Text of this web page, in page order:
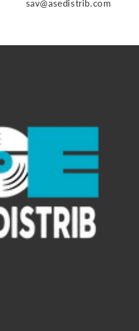
sav@asedistrib.com